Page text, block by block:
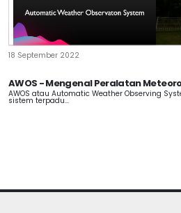
18 September 2022
AWOS - Mengenal Peralatan
AWOS atau Automatic Weather Observing
sistem terpadu...